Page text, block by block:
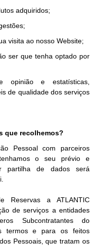
adquiridos;
visita ao nosso Website;
ser que tenha optado por
opinião e estatísticas,
de qualidade dos serviços
que recolhemos?
Pessoal com parceiros
o seu prévio e
partilha de dados será
Reservas a ATLANTIC
de serviços a entidades
Subcontratantes do
termos e para os feitos
Pessoais, que tratam os